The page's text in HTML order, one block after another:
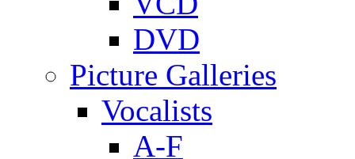
DVD
Picture Galleries
Vocalists
A-F